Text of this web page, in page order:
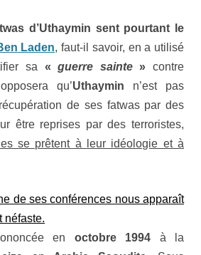
d’Uthaymin sent pourtant le
Laden, faut-il savoir, en a utilisé
sa «guerre sainte» contre
qu’Uthaymin n’est pas
de ses fatwas par des
être reprises par des terroristes,
se prêtent à leur idéologie et à
de ses conférences nous apparaît
néfaste.
en octobre 1994 à la